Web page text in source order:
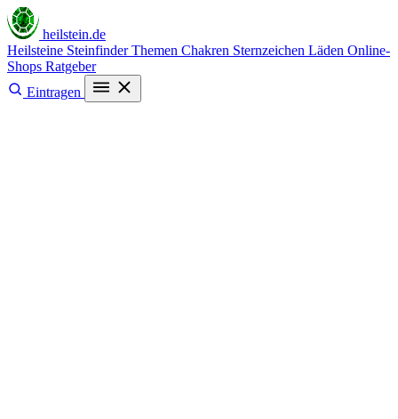
heilstein.de
Heilsteine SteinfinderThemen Chakren Sternzeichen Läden Online-
Shops Ratgeber
Eintragen